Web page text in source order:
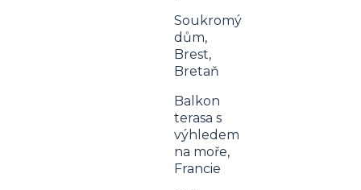
Soukromý
dům,
Brest,
Bretaň
Balkon
terasa s
výhledem
na moře,
Francie